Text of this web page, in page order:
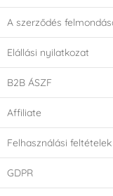
A szerződés
Elállási nyilatkozat
B2B ÁSZF
Affiliate
Felhasználási
GDPR